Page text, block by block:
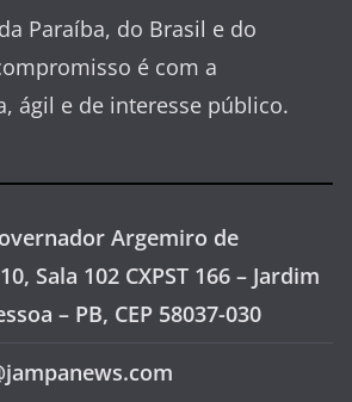
Paraíba, do Brasil e do
é com a
ágil e de interesse público.
Argemiro de
Sala 102 CXPST 166 – Jardim
– PB, CEP 58037-030